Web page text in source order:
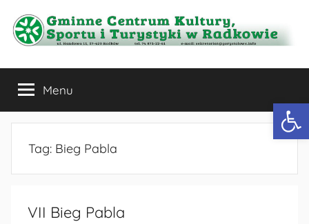
treści
Gminne
Centrum
Kultury,
Sportu
Menu
Tag: Bieg Pabla
VII Bieg Pabla